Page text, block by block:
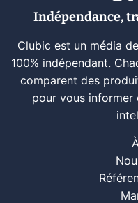
Indépendance,
Clubic est un média
100% indépendant.
comparent des
pour vous informer